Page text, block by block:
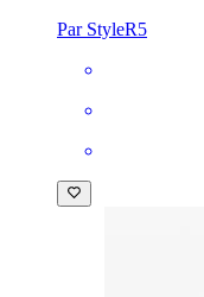
Par StyleR5